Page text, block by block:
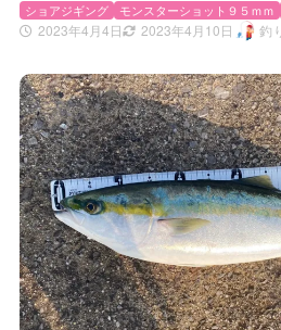
2023年4月4日 2023年4月10日 釣
ショアジギング モンスターショット９５ｍｍ